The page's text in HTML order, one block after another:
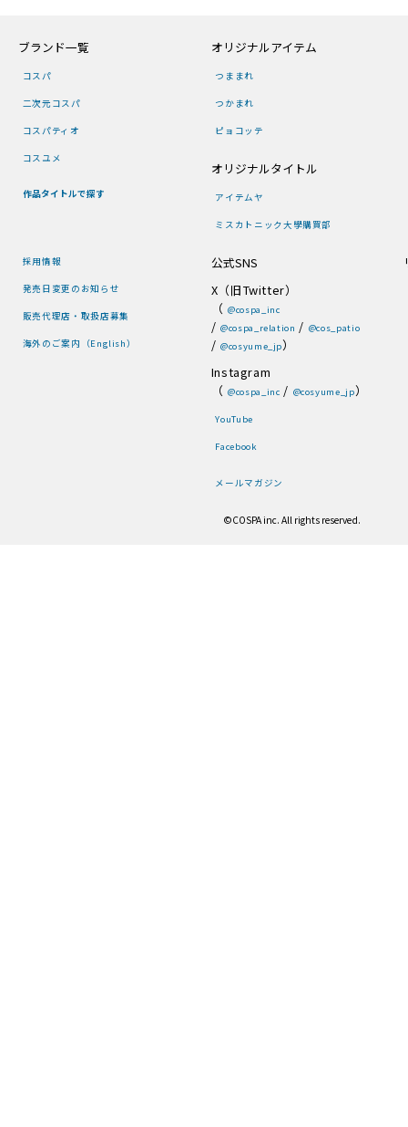
ブランド一覧
コスパ
二次元コスパ
コスパティオ
コスユメ
作品タイトルで探す
オリジナルアイテム
つままれ
つかまれ
ピョコッテ
オリジナルタイトル
アイテムヤ
ミスカトニック大學購買部
採用情報
発売日変更のお知らせ
販売代理店・取扱店募集
海外のご案内（English）
公式SNS
X（旧Twitter）
（ @cospa_inc
/ @cospa_relation / @cos_patio
/ @cosyume_jp）
Instagram
（ @cospa_inc / @cosyume_jp）
YouTube
Facebook
メールマガジン
©COSPA inc. All rights reserved.